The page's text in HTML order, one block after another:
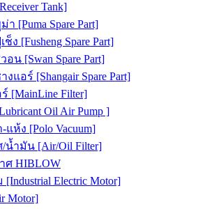
Tank]
[Puma Spare Part]
[Fusheng Spare Part]
น [Swan Spare Part]
แอร์ [Shangair Spare Part]
[MainLine Filter]
Oil Air Pump ]
ห้ง [Polo Vacuum]
น้ำมัน [Air/Oil Filter]
ศ HIBLOW
Electric Motor]
Motor]